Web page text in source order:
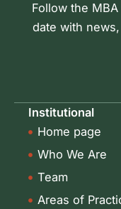
Follow the
date with
Institutional
Home page
Who We Are
Team
Areas of